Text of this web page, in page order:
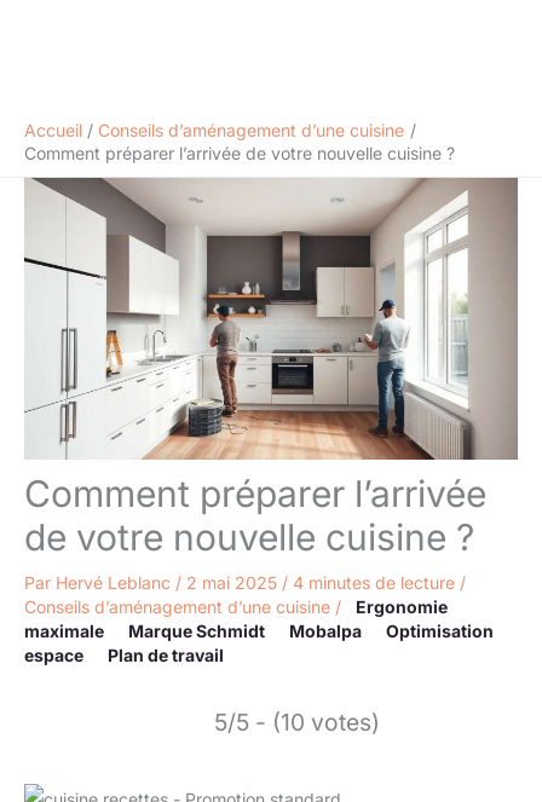
Accueil
Conseils d’aménagement d’une cuisine
Comment préparer l’arrivée de votre nouvelle cuisine ?
Comment préparer l’arrivée
de votre nouvelle cuisine ?
Par Hervé Leblanc / 2 mai 2025 / 4 minutes de lecture /
Conseils d’aménagement d’une cuisine /
Ergonomie
maximale
Marque Schmidt Mobalpa
Optimisation
espace
Plan de travail
5/5 - (10 votes)